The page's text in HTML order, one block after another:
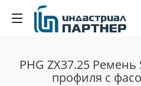
PHG ZX37.25 Ремень
профиля с